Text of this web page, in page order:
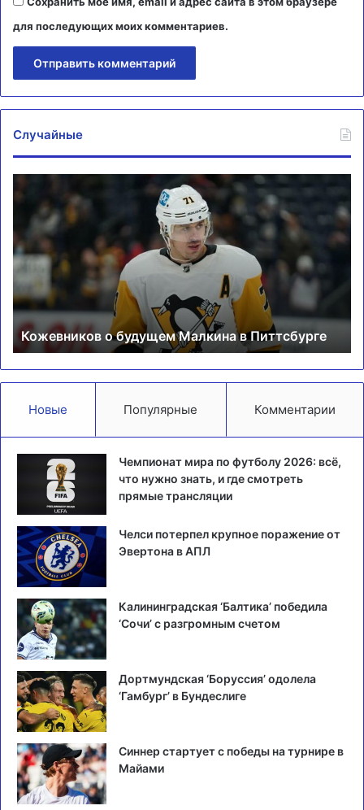
для последующих моих комментариев.
Случайные
о
будущем
Малкина
в
Питтсбурге
Кожевников о будущем Малкина в Питтсбурге
во
Новые Популярные Комментарии
Чемпионат мира по футболу 2026: всё,
что нужно знать, и где смотреть
прямые трансляции
Челси потерпел крупное поражение от
Эвертона в АПЛ
Калининградская ‘Балтика’ победила
‘Сочи’ с разгромным счетом
Дортмундская ‘Боруссия’ одолела
‘Гамбург’ в Бундеслиге
Синнер стартует с победы на турнире в
Майами